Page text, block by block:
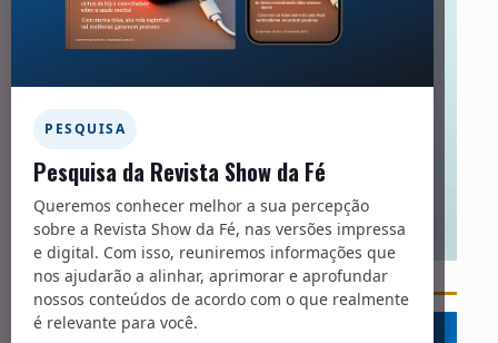
PESQUISA
Pesquisa da Revista Show da Fé
Queremos conhecer melhor a sua percepção
sobre a Revista Show da Fé, nas versões impressa
e digital. Com isso, reuniremos informações que
nos ajudarão a alinhar, aprimorar e aprofundar
nossos conteúdos de acordo com o que realmente
é relevante para você.
Foto: Diana Polekhina / Unsplash